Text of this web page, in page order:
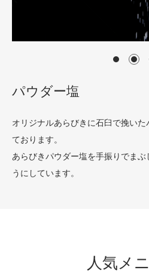
パウダー塩
オリジナルあらびきに石臼で挽い
ております。
あらびきパウダー塩を手振りでまぶ
うにしています。
人気メ